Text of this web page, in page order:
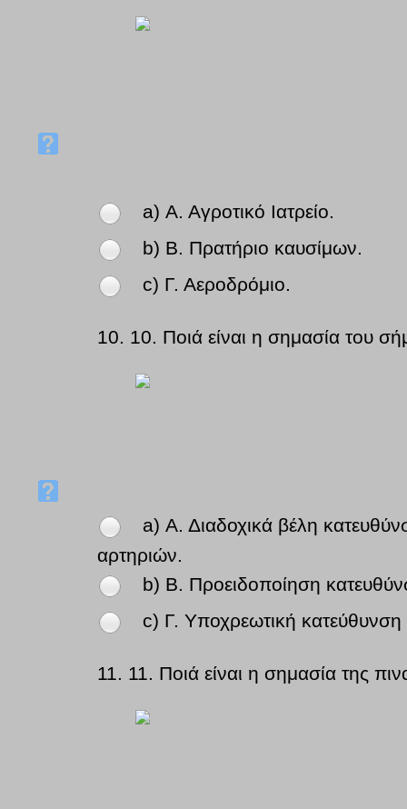
a) Α. Αγροτικό Ιατρείο.
b) Β. Πρατήριο καυσίμων.
c) Γ. Αεροδρόμιο.
10. 10. Ποιά είναι η σημασία του
a) Α. Διαδοχικά βέλη
αρτηριών.
b) Β. Προειδοποίηση
c) Γ. Υποχρεωτική
11. 11. Ποιά είναι η σημασία της